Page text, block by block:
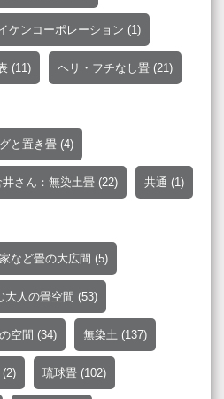
ケンコーポレーション (1)
(11) ヘリ・フチなし畳 (21)
と置き畳 (4)
井さん：無染土畳 (22) 共通 (1)
など畳の大広間 (5)
大人の畳空間 (53)
空間 (34) 無染土 (137)
(2) 琉球畳 (102)